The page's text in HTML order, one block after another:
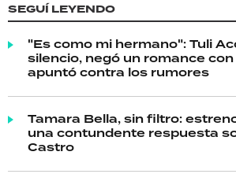
SEGUÍ LEYENDO
"Es como mi hermano": Tuli
silencio, negó un romance
apuntó contra los rumores
Tamara Bella, sin filtro:
una contundente respuesta
Castro